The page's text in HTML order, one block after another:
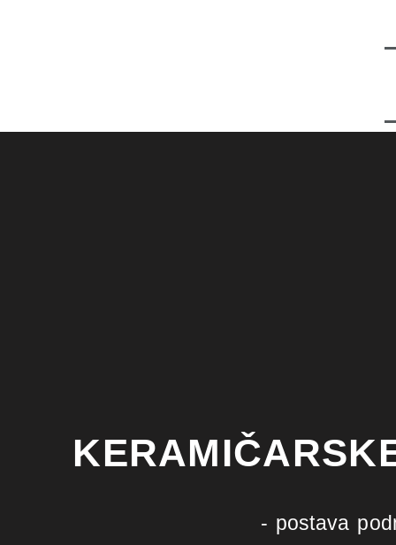
- postava